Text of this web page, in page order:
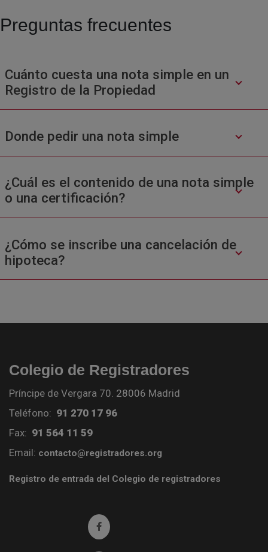
Preguntas frecuentes
Cuánto cuesta una nota simple en un
Registro de la Propiedad
Donde pedir una nota simple
¿Cuál es el contenido de una nota simple
o una certificación?
¿Cómo se inscribe una cancelación de
hipoteca?
Colegio de Registradores
Príncipe de Vergara 70. 28006 Madrid
Teléfono: 91 270 17 96
Fax: 91 564 11 59
Email: contacto@registradores.org
Registro de entrada del Colegio de registradores
Ir a facebook (abre en ventana nueva)